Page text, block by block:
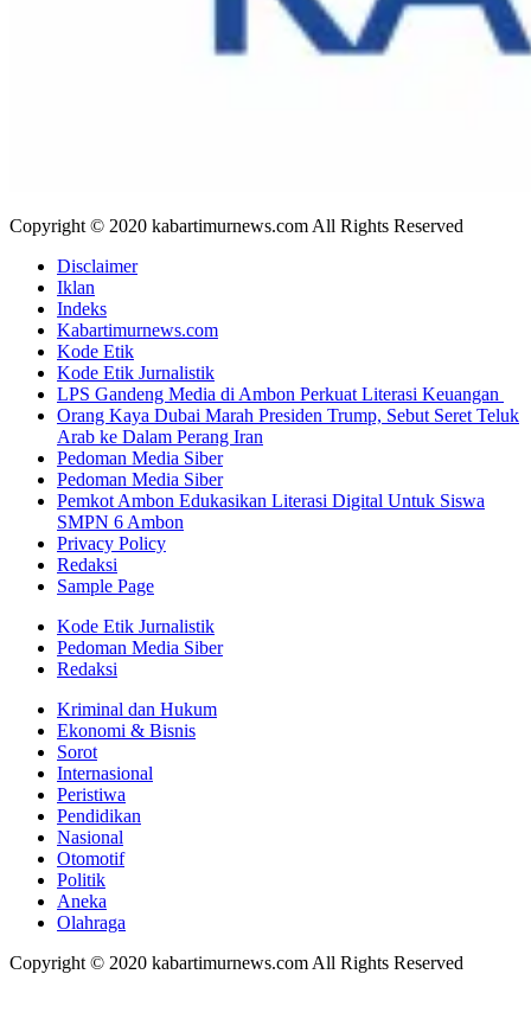
Copyright © 2020 kabartimurnews.com All Rights Reserved
Disclaimer
Iklan
Indeks
Kabartimurnews.com
Kode Etik
Kode Etik Jurnalistik
LPS Gandeng Media di Ambon Perkuat Literasi Keuangan
Orang Kaya Dubai Marah Presiden Trump, Sebut Seret Teluk
Arab ke Dalam Perang Iran
Pedoman Media Siber
Pedoman Media Siber
Pemkot Ambon Edukasikan Literasi Digital Untuk Siswa
SMPN 6 Ambon
Privacy Policy
Redaksi
Sample Page
Kode Etik Jurnalistik
Pedoman Media Siber
Redaksi
Kriminal dan Hukum
Ekonomi & Bisnis
Sorot
Internasional
Peristiwa
Pendidikan
Nasional
Otomotif
Politik
Aneka
Olahraga
Copyright © 2020 kabartimurnews.com All Rights Reserved